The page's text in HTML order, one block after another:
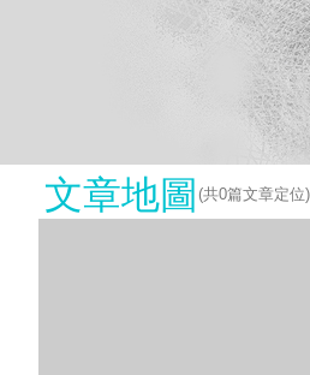
文章地圖 (共0篇文章定位)